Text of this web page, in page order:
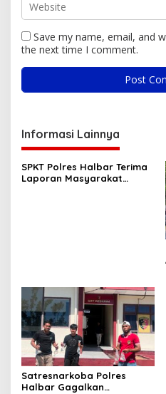
Save my name, email, and
the next time I comment.
Informasi Lainnya
SPKT Polres Halbar Terima
Laporan Masyarakat
Satresnarkoba Polres
Halbar Gagalkan